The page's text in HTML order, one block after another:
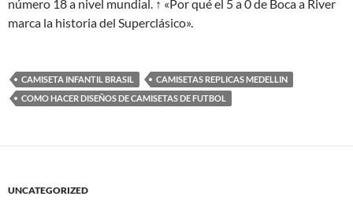
número 18 a nivel mundial. ↑ «Por qué el 5 a 0 de Boca a River
marca la historia del Superclásico».
CAMISETA INFANTIL BRASIL
CAMISETAS REPLICAS MEDELLIN
COMO HACER DISEÑOS DE CAMISETAS DE FUTBOL
UNCATEGORIZED